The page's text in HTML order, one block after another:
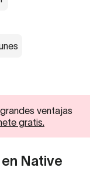
ventajas
gratis.
Native